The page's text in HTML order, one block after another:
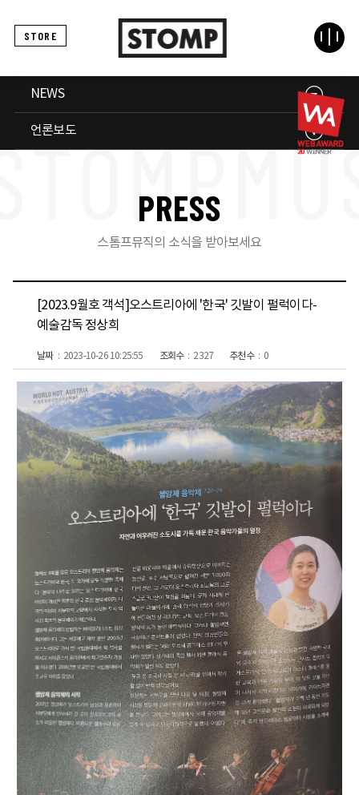
STORE
NEWS
언론보도
PRESS
스톰프뮤직의 소식을 받아보세요
[2023.9월호 객석]오스트리아에 '한국' 깃발이 펄럭이다-
예술감독 정상희
날짜 2023-10-26 10:25:55 조회수 2327 추천수 0